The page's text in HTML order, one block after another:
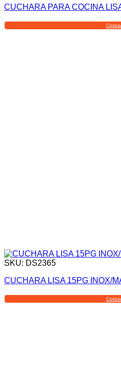
CUCHARA PARA COCINA
SKU: DS2365
CUCHARA LISA 15PG INOX/